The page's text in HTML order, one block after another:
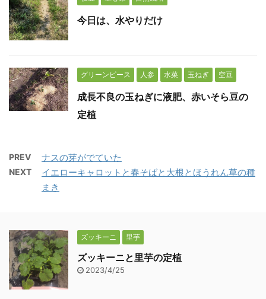
今日は、水やりだけ
グリーンピース 人参 水菜 玉ねぎ 空豆
成長不良の玉ねぎに液肥、赤いそら豆の
定植
PREV ナスの芽がでていた
NEXT
イエローキャロットと春そばと大根とほうれん草の種
まき
ズッキーニ 里芋
ズッキーニと里芋の定植
2023/4/25